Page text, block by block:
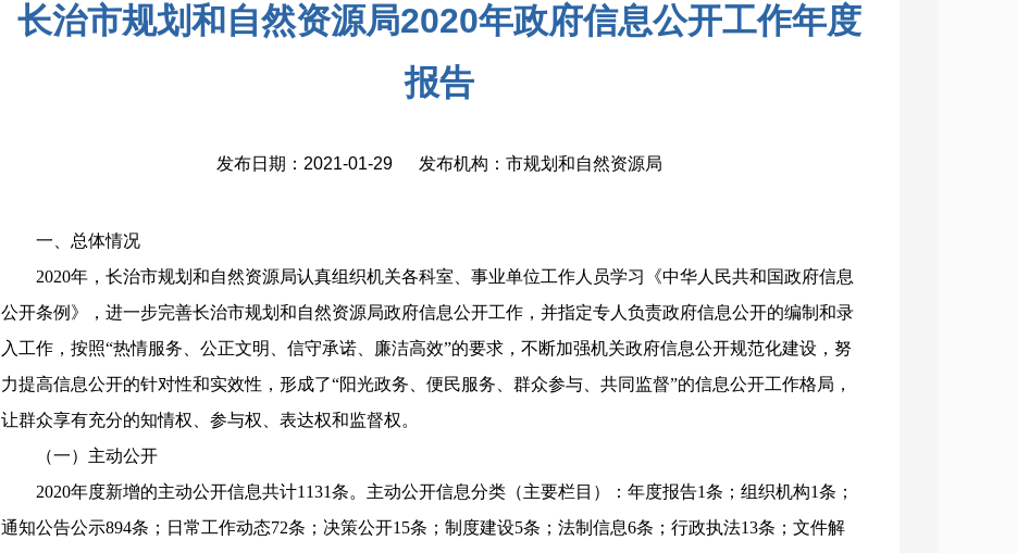
长治市规划和自然资源局2020年政府信息公开工作年度
报告
发布日期：2021-01-29 发布机构：市规划和自然资源局
一、总体情况
2020年，长治市规划和自然资源局认真组织机关各科室、事业单位工作人员学习《中华人民共和国政府信息
公开条例》，进一步完善长治市规划和自然资源局政府信息公开工作，并指定专人负责政府信息公开的编制和录
入工作，按照“热情服务、公正文明、信守承诺、廉洁高效”的要求，不断加强机关政府信息公开规范化建设，努
力提高信息公开的针对性和实效性，形成了“阳光政务、便民服务、群众参与、共同监督”的信息公开工作格局，
让群众享有充分的知情权、参与权、表达权和监督权。
（一）主动公开
2020年度新增的主动公开信息共计1131条。主动公开信息分类（主要栏目）：年度报告1条；组织机构1条；
通知公告公示894条；日常工作动态72条；决策公开15条；制度建设5条；法制信息6条；行政执法13条；文件解